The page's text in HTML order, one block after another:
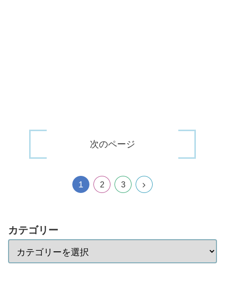
次のページ
1 2 3
カテゴリー